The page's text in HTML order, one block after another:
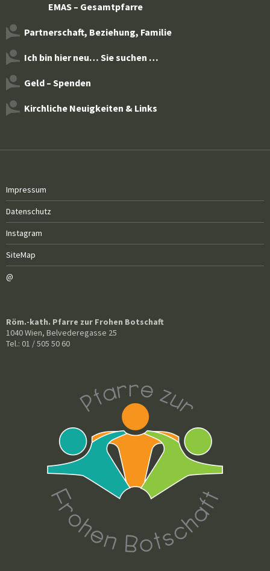
EMAS – Gesamtpfarre
Partnerschaft, Beziehung, Familie
Ich bin hier neu… Sie suchen …
Geld – Spenden
Kirchliche Neuigkeiten & Links
Impressum
Datenschutz
Instagram
SiteMap
@
Röm.-kath. Pfarre zur Frohen Botschaft
1040 Wien, Belvederegasse 25
Tel.: 01 / 505 50 60